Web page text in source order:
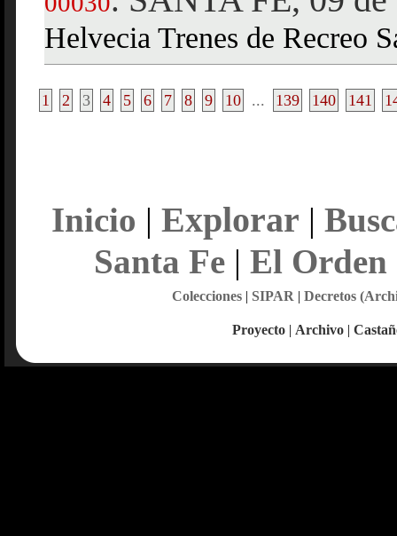
Helvecia Trenes de Recreo
1 2 3 4 5 6 7 8 9 10 ... 139 140 141
Inicio | Explorar |
Santa Fe| El Orden
Colecciones| SIPAR | Decretos
Proyecto | Archivo |